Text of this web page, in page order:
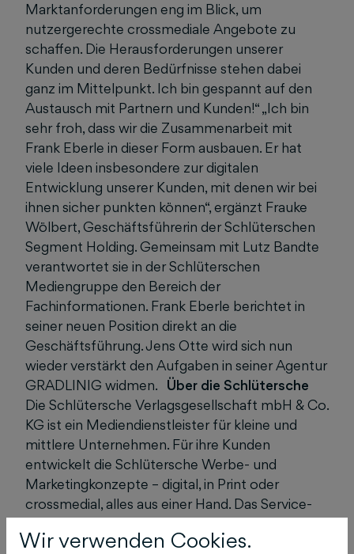
Marktanforderungen eng im Blick, um
nutzergerechte crossmediale Angebote zu
schaffen. Die Herausforderungen unserer
Kunden und deren Bedürfnisse stehen dabei
ganz im Mittelpunkt. Ich bin gespannt auf den
Austausch mit Partnern und Kunden!“ „Ich bin
sehr froh, dass wir die Zusammenarbeit mit
Frank Eberle in dieser Form ausbauen. Er hat
viele Ideen insbesondere zur digitalen
Entwicklung unserer Kunden, mit denen wir bei
ihnen sicher punkten können“, ergänzt Frauke
Wölbert, Geschäftsführerin der Schlüterschen
Segment Holding. Gemeinsam mit Lutz Bandte
verantwortet sie in der Schlüterschen
Mediengruppe den Bereich der
Fachinformationen. Frank Eberle berichtet in
seiner neuen Position direkt an die
Geschäftsführung. Jens Otte wird sich nun
wieder verstärkt den Aufgaben in seiner Agentur
GRADLINIG widmen. Über die Schlütersche
Die Schlütersche Verlagsgesellschaft mbH & Co.
KG ist ein Mediendienstleister für kleine und
mittlere Unternehmen. Für ihre Kunden
entwickelt die Schlütersche Werbe- und
Marketingkonzepte – digital, in Print oder
crossmedial, alles aus einer Hand. Das Service-
Branchenverzeichnissen, die Erstellung von
Wir verwenden Cookies.